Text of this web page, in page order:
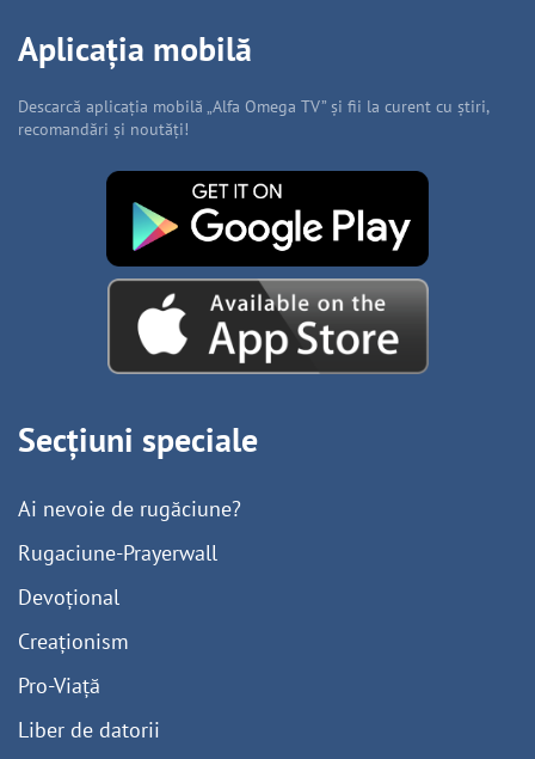
Aplicația mobilă
Descarcă aplicația mobilă „Alfa Omega TV” și fii la curent cu știri,
recomandări și noutăți!
Secțiuni speciale
Ai nevoie de rugăciune?
Rugaciune-Prayerwall
Devoțional
Creaționism
Pro-Viață
Liber de datorii